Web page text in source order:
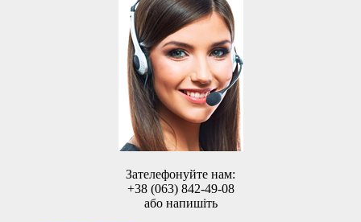
Зателефонуйте нам:
+38 (063) 842-49-08
або напишіть